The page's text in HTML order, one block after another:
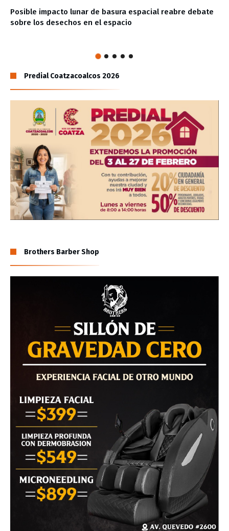
Posible impacto lunar de basura espacial reabre debate
sobre los desechos en el espacio
Predial Coatzacoalcos 2026
Brothers Barber Shop